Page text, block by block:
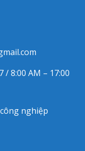
8:00 AM – 17:00
nghiệp